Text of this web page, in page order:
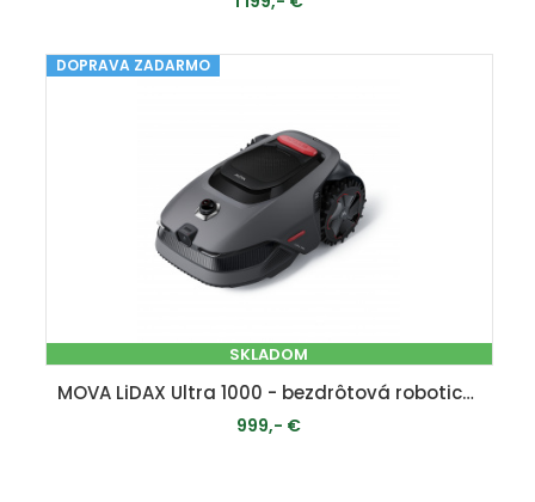
PRIDAŤ DO KOŠÍKA
DOPRAVA ZADARMO
SKLADOM
MOVA LiDAX Ultra 1000 - bezdrôtová robotická kosačka ( 1000 m2 )
999,- €